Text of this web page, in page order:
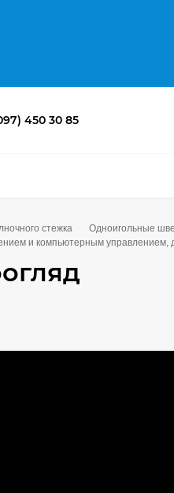
450 30 85
стежка
Одноигольные
и компьютерным управлением,